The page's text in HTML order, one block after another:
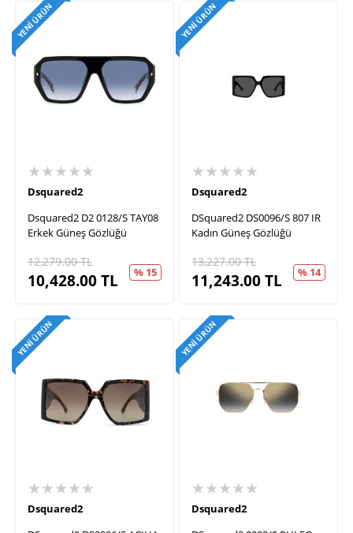
YENI ÜRÜN
★★★★★
Dsquared2
Dsquared2 D2 0128/S TAY08
Erkek Güneş Gözlüğü
12,279.00TL
10,428.00TL % 15
YENI ÜRÜN
★★★★★
Dsquared2
DSquared2 DS0096/S 807 IR
Kadın Güneş Gözlüğü
13,227.00TL
11,243.00TL % 14
YENI ÜRÜN
★★★★★
Dsquared2
YENI ÜRÜN
★★★★★
Dsquared2